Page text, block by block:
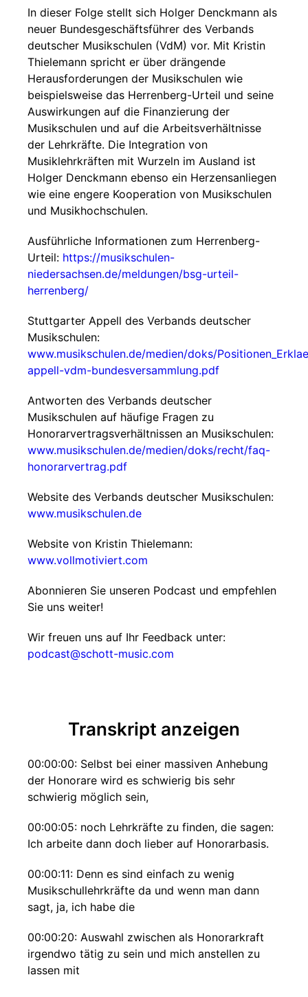
In dieser Folge stellt sich Holger Denckmann als
neuer Bundesgeschäftsführer des Verbands
deutscher Musikschulen (VdM) vor. Mit Kristin
Thielemann spricht er über drängende
Herausforderungen der Musikschulen wie
beispielsweise das Herrenberg-Urteil und seine
Auswirkungen auf die Finanzierung der
Musikschulen und auf die Arbeitsverhältnisse
der Lehrkräfte. Die Integration von
Musiklehrkräften mit Wurzeln im Ausland ist
Holger Denckmann ebenso ein Herzensanliegen
wie eine engere Kooperation von Musikschulen
und Musikhochschulen.
Ausführliche Informationen zum Herrenberg-
Urteil: https://musikschulen-
niedersachsen.de/meldungen/bsg-urteil-
herrenberg/
Stuttgarter Appell des Verbands deutscher
Musikschulen:
www.musikschulen.de/medien/doks/
appell-vdm-bundesversammlung.pdf
Antworten des Verbands deutscher
Musikschulen auf häufige Fragen zu
Honorarvertragsverhältnissen an Musikschulen:
www.musikschulen.de/medien/doks/recht/faq-
honorarvertrag.pdf
Website des Verbands deutscher Musikschulen:
www.musikschulen.de
Website von Kristin Thielemann:
www.vollmotiviert.com
Abonnieren Sie unseren Podcast und empfehlen
Sie uns weiter!
Wir freuen uns auf Ihr Feedback unter:
podcast@schott-music.com
Transkript anzeigen
00:00:00: Selbst bei einer massiven Anhebung
der Honorare wird es schwierig bis sehr
schwierig möglich sein,
00:00:05: noch Lehrkräfte zu finden, die sagen:
Ich arbeite dann doch lieber auf Honorarbasis.
00:00:11: Denn es sind einfach zu wenig
Musikschullehrkräfte da und wenn man dann
sagt, ja, ich habe die
00:00:20: Auswahl zwischen als Honorarkraft
irgendwo tätig zu sein und mich anstellen zu
lassen mit